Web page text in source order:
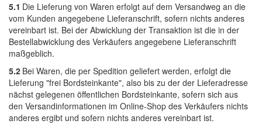
5.1 Die Lieferung von Waren erfolgt auf dem Versandweg an die
vom Kunden angegebene Lieferanschrift, sofern nichts anderes
vereinbart ist. Bei der Abwicklung der Transaktion ist die in der
Bestellabwicklung des Verkäufers angegebene Lieferanschrift
maßgeblich.
5.2 Bei Waren, die per Spedition geliefert werden, erfolgt die
Lieferung "frei Bordsteinkante", also bis zu der der Lieferadresse
nächst gelegenen öffentlichen Bordsteinkante, sofern sich aus
den Versandinformationen im Online-Shop des Verkäufers nichts
anderes ergibt und sofern nichts anderes vereinbart ist.